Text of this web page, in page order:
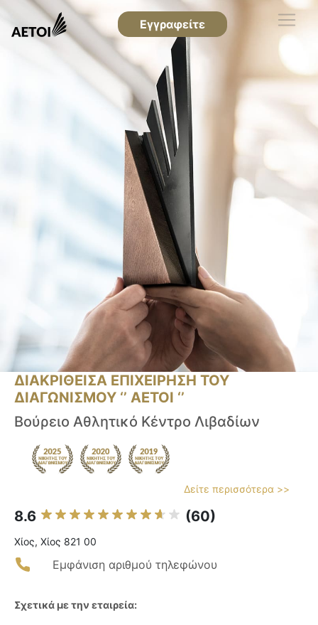
Εγγραφείτε
ΔΙΑΚΡΙΘΕΙΣΑ ΕΠΙΧΕΙΡΗΣΗ ΤΟΥ
ΔΙΑΓΩΝΙΣΜΟΥ ‘’ ΑΕΤΟΙ ‘’
Βούρειο Αθλητικό Κέντρο Λιβαδίων
Δείτε περισσότερα >>
8.6 (60)
Χίος, Χίος 821 00
Εμφάνιση αριθμού τηλεφώνου
Σχετικά με την εταιρεία: